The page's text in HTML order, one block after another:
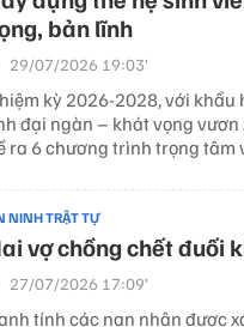
bản lĩnh
29/07/2026 19:03’
kỳ 2026-2028, với khẩu
đại ngàn – khát vọng vươn
ra 6 chương trình trọng tâm
NINH TRẬT TỰ
vợ chồng chết đuối
27/07/2026 17:09’
tính các nạn nhân được